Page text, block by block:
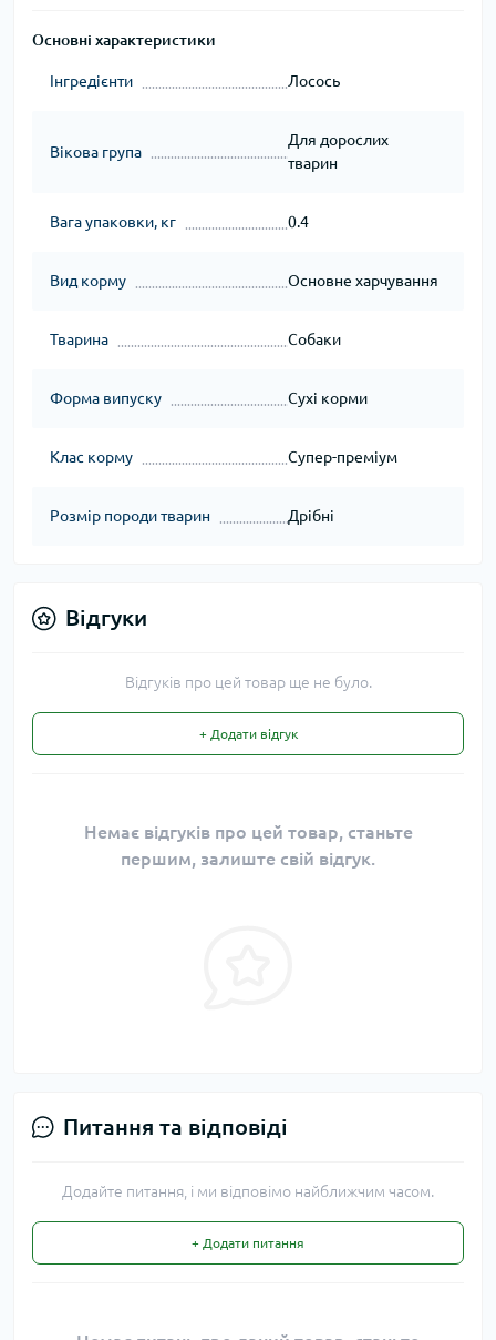
Основні характеристики
Інгредієнти Лосось
Вікова група
Для дорослих
тварин
Вага упаковки, кг 0.4
Вид корму Основне харчування
Тварина Собаки
Форма випуску Сухі корми
Клас корму Супер-преміум
Розмір породи тварин Дрібні
Відгуки
Відгуків про цей товар ще не було.
+ Додати відгук
Немає відгуків про цей товар, станьте
першим, залиште свій відгук.
Питання та відповіді
Додайте питання, і ми відповімо найближчим часом.
+ Додати питання